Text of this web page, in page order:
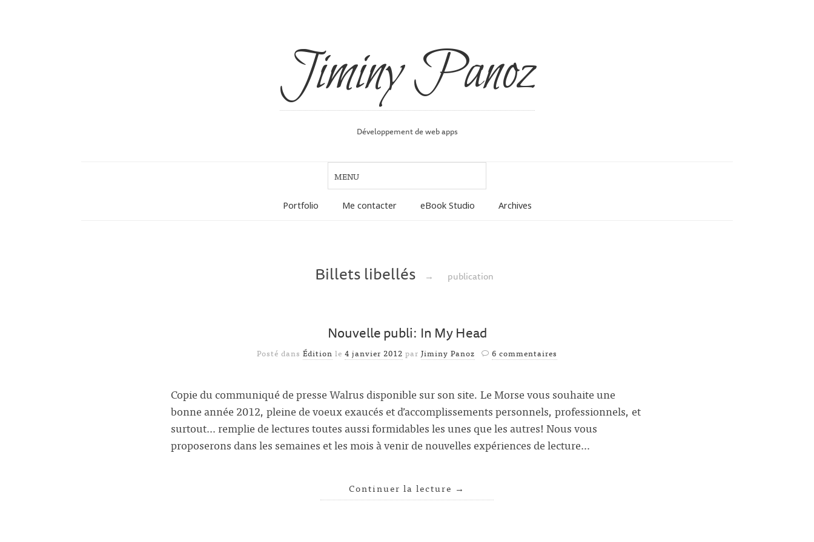
Jiminy Panoz
Développement de web apps
Portfolio Me contacter eBook Studio Archives
Billets libellés → publication
Nouvelle publi: In My Head
Posté dans Édition le 4 janvier 2012 par Jiminy Panoz 6 commentaires
Copie du communiqué de presse Walrus disponible sur son site. Le Morse vous souhaite une
bonne année 2012, pleine de voeux exaucés et d’accomplissements personnels, professionnels, et
surtout… remplie de lectures toutes aussi formidables les unes que les autres! Nous vous
proposerons dans les semaines et les mois à venir de nouvelles expériences de lecture…
Continuer la lecture →